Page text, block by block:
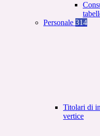
Personale 314
Titolari di
vertice